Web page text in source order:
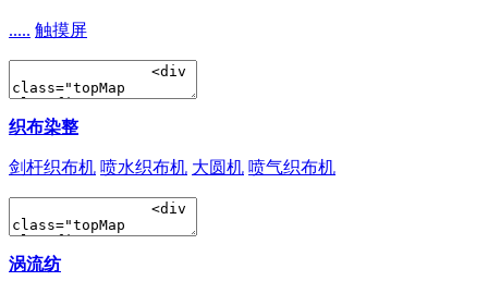
..... 触摸屏
织布染整
剑杆织布机 喷水织布机 大圆机 喷气织布机
涡流纺